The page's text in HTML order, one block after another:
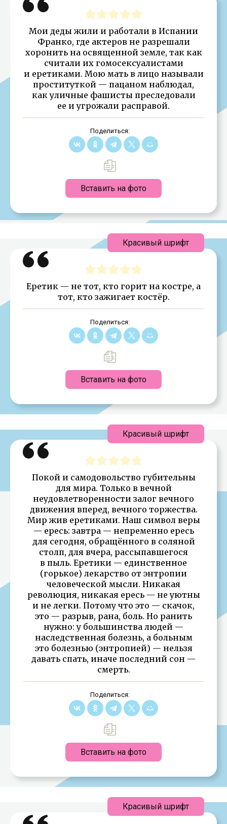
Мои деды жили и работали в Испании
Франко, где актеров не разрешали
хоронить на освященной земле, так как
считали их гомосексуалистами
и еретиками. Мою мать в лицо называли
проституткой — пацаном наблюдал,
как уличные фашисты преследовали
ее и угрожали расправой.
Поделиться:
Вставить на фото
Еретик — не тот, кто горит на костре, а
тот, кто зажигает костёр.
Поделиться:
Вставить на фото
Красивый шрифт
Покой и самодовольство губительны
для мира. Только в вечной
неудовлетворенности залог вечного
движения вперед, вечного торжества.
Мир жив еретиками. Наш символ веры
— ересь: завтра — непременно ересь
для сегодня, обращённого в соляной
столп, для вчера, рассыпавшегося
в пыль. Еретики — единственное
(горькое) лекарство от энтропии
человеческой мысли. Никакая
революция, никакая ересь — не уютны
и не легки. Потому что это — скачок,
это — разрыв, рана, боль. Но ранить
нужно: у большинства людей —
наследственная болезнь, а больным
это болезнью (энтропией) — нельзя
давать спать, иначе последний сон —
смерть.
Поделиться:
Вставить на фото
Красивый шрифт
Красивый шрифт